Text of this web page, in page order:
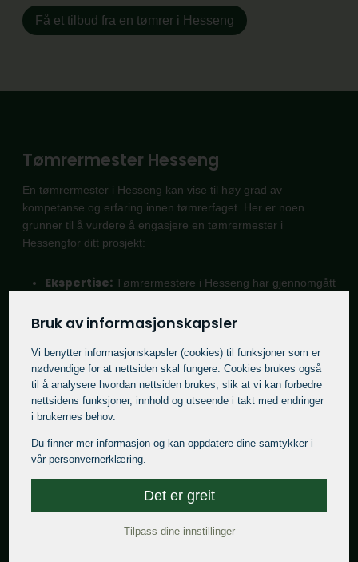
Få et tilbud fra en tømrer i Hesseng
Tømrermester Hesseng
En tømrermester i Hesseng kan vise til høy grad av
kompetanse og erfaring innen tømrerfaget. Her er noen
grunner til å vurdere å engasjere en tømrermester i
Hessengfor ditt prosjekt:
Ekspertise: Tømrermestere i Hesseng har gjennomgått
Kvalitetssikring:Med sin brede og gode kunnskap
kan en tømrermester i Hesseng utføre arbeid av høyeste
kvalitet.
Prosjektledelse: Tømrermestere i Hesseng har ofte
erfaring med å lede komplekse prosjekter og koordinere
Problemløsning:
utfordringer som kan oppstå under et byggeprosjekt.
verdifull innsikt og råd i forhold til ditt prosjekt når det
Bruk av informasjonskapsler
Vi benytter informasjons­kapsler (cookies) til funksjoner som er
nødvendige for at nettsiden skal fungere. Cookies brukes også
til å analysere hvordan nettsiden brukes, slik at vi kan forbedre
nettsidens funksjoner, innhold og utseende i takt med endringer
i brukernes behov.
Du finner mer informasjon og kan oppdatere dine samtykker i
vår personvernerklæring.
Det er greit
Tilpass dine innstillinger